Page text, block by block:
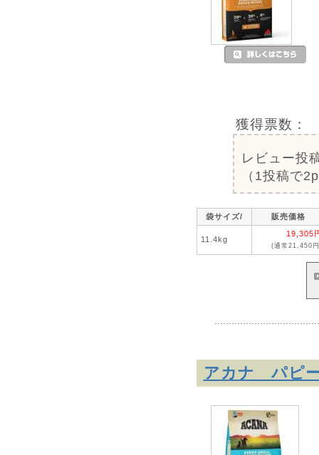
獲得票数：
レビュー投
（1投稿で
袋サイズ/ 販売価格
11.4kg
19,305
(通常21,450
アカナ パピ